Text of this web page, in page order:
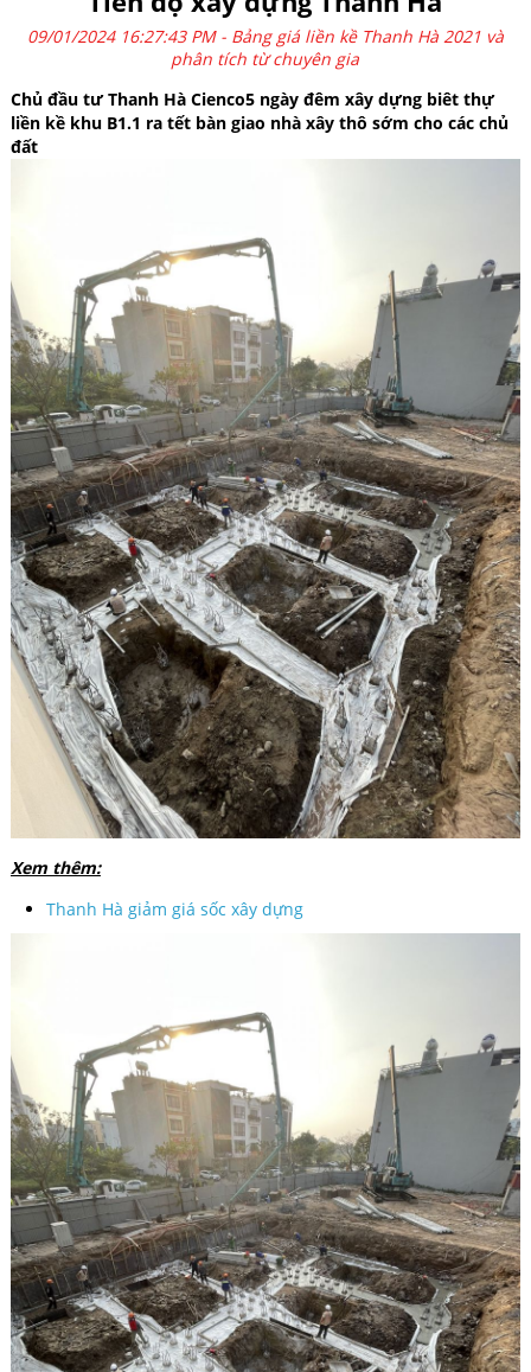
09/01/2024 16:27:43 PM - Bảng giá liền kề Thanh Hà 2021 và
phân tích từ chuyên gia
Chủ đầu tư Thanh Hà Cienco5 ngày đêm xây dựng biêt thự
liền kề khu B1.1 ra tết bàn giao nhà xây thô sớm cho các chủ
đất
Xem thêm:
Thanh Hà giảm giá sốc xây dựng